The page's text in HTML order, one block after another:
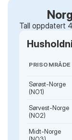
Tall oppdatert
PRISOMRÅDE
Sørøst-Norge
(NO1)
Sørvest-Norge
(NO2)
Midt-Norge